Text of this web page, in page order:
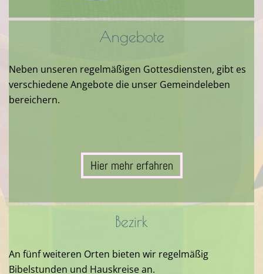
Angebote
Neben unseren regelmäßigen Gottesdiensten, gibt es
verschiedene Angebote die unser Gemeindeleben
bereichern.
Hier mehr erfahren
Bezirk
An fünf weiteren Orten bieten wir regelmäßig
Bibelstunden und Hauskreise an.